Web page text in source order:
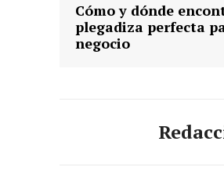
Cómo y dónde
plegadiza perfecta
negocio